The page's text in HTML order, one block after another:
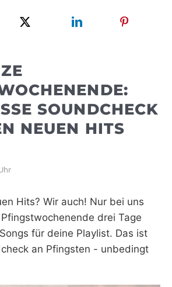
SOUNDCHECK M
NEUEN HITS
Hits? Wir auch! Nur bei uns
drei Tage
für deine Playlist. Das ist
an Pfingsten - unbedingt